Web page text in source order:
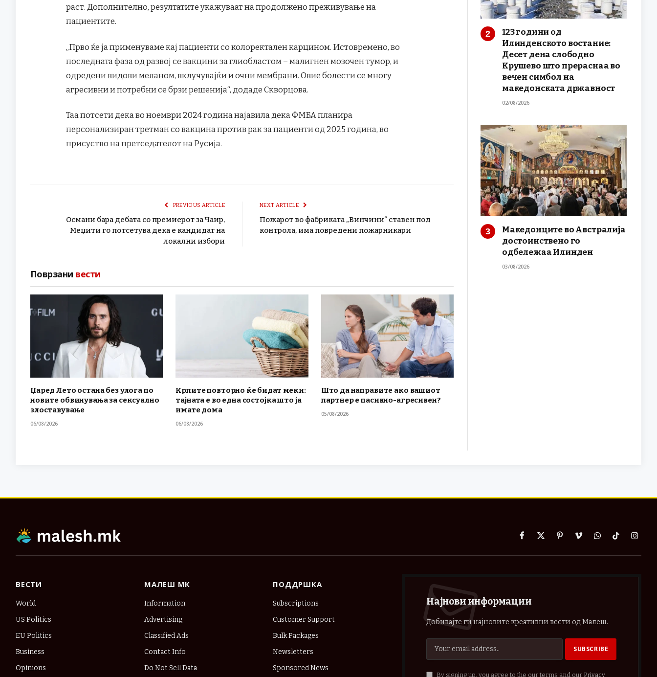
раст. Дополнително, резултатите укажуваат на продолжено преживување на
пациентите.
„Прво ќе ја применуваме кај пациенти со колоректален карцином. Истовремено, во
последната фаза од развој се вакцини за глиобластом – малигнен мозочен тумор, и
одредени видови меланом, вклучувајќи и очни мембрани. Овие болести се многу
агресивни и потребни се брзи решенија“, додаде Скворцова.
Таа потсети дека во ноември 2024 година најавила дека ФМБА планира
персонализиран третман со вакцина против рак за пациенти од 2025 година, во
присуство на претседателот на Русија.
PREVIOUS ARTICLE
Османи бара дебата со премиерот за Чаир,
Меџити го потсетува дека е кандидат на
локални избори
NEXT ARTICLE
Пожарoт во фабриката „Винчини“ ставен под
контрола, има повредени пожарникари
Поврзани вести
Џаред Лето остана без улога по
новите обвинувања за сексуално
злоставување
06/08/2026
Крпите повторно ќе бидат меки:
тајната е во една состојка што ја
имате дома
06/08/2026
Што да направите ако вашиот
партнер е пасивно-агресивен?
05/08/2026
123 години од
Илинденското востание:
Десет дена слободно
Крушево што прераснаа во
вечен симбол на
македонската државност
02/08/2026
Македонците во Австралија
достоинствено го
одбележаа Илинден
03/08/2026
Facebook
X
PinterestVimeoWhatsApp
TikTok
ВЕСТИ
World
US Politics
EU Politics
Business
Opinions
МАЛЕШ МК
Information
Advertising
Classified Ads
Contact Info
Do Not Sell Data
ПОДДРШКА
Subscriptions
Customer Support
Bulk Packages
Newsletters
Sponsored News
Најнови информации
Добивајте ги најновите креативни вести од Малеш.
By signing up, you agree to the our terms and our Privacy